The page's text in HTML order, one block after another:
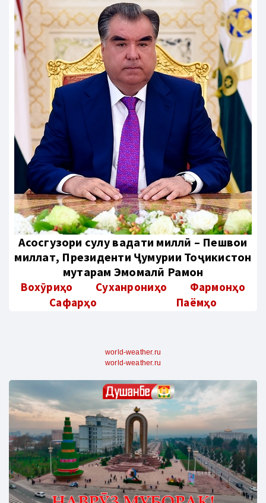
Aсосгузори сулҳу ваҳдати миллӣ – Пешвои
миллат, Президенти Ҷумҳурии Тоҷикистон
муҳтарам Эмомалӣ Раҳмон
Вохӯриҳо Суханрониҳо
Фармонҳо
Сафарҳо
Паёмҳо
world-weather.ru
world-weather.ru